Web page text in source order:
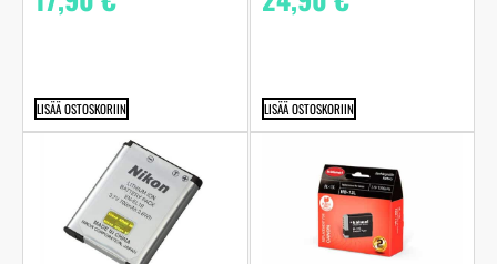
LISÄÄ OSTOSKORIIN LISÄÄ OSTOSKORIIN